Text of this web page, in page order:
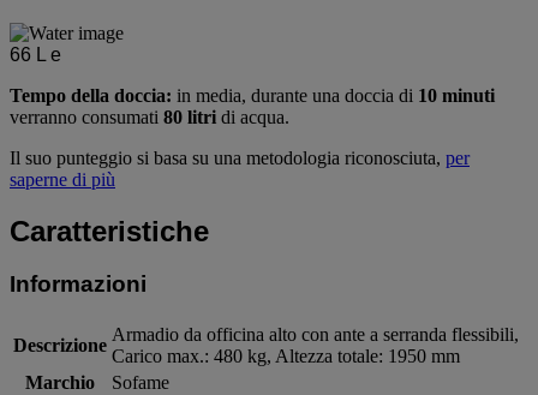
66 L e
Tempo della doccia: in media, durante una doccia di 10 minuti
verranno consumati 80 litri di acqua.
Il suo punteggio si basa su una metodologia riconosciuta, per
saperne di più
Caratteristiche
Informazioni
Descrizione
Armadio da officina alto con ante a serranda flessibili,
Carico max.: 480 kg, Altezza totale: 1950 mm
Marchio
Sofame